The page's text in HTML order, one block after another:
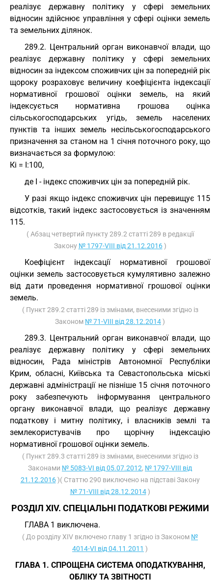
реалізує державну політику у сфері земельних
відносин здійснює управління у сфері оцінки земель
та земельних ділянок.
289.2. Центральний орган виконавчої влади, що
реалізує державну політику у сфері земельних
відносин за індексом споживчих цін за попередній рік
щороку розраховує величину коефіцієнта індексації
нормативної грошової оцінки земель, на який
індексується нормативна грошова оцінка
сільськогосподарських угідь, земель населених
пунктів та інших земель несільськогосподарського
призначення за станом на 1 січня поточного року, що
визначається за формулою:
Кi = І:100,
де І - індекс споживчих цін за попередній рік.
У разі якщо індекс споживчих цін перевищує 115
відсотків, такий індекс застосовується із значенням
115.
( Абзац четвертий пункту 289.2 статті 289 в редакції
Закону № 1797-VIII від 21.12.2016)
Коефіцієнт індексації нормативної грошової
оцінки земель застосовується кумулятивно залежно
від дати проведення нормативної грошової оцінки
земель.
( Пункт 289.2 статті 289 із змінами, внесеними згідно із
Законом № 71-VIII від 28.12.2014)
289.3. Центральний орган виконавчої влади, що
реалізує державну політику у сфері земельних
відносин, Рада міністрів Автономної Республіки
Крим, обласні, Київська та Севастопольська міські
державні адміністрації не пізніше 15 січня поточного
року забезпечують інформування центрального
органу виконавчої влади, що реалізує державну
податкову і митну політику, і власників землі та
землекористувачів про щорічну індексацію
нормативної грошової оцінки земель.
( Пункт 289.3 статті 289 із змінами, внесеними згідно із
Законами № 5083-VI від 05.07.2012, № 1797-VIII від
21.12.2016)( Статтю 290 виключено на підставі Закону
№ 71-VIII від 28.12.2014)
РОЗДІЛ XIV. СПЕЦІАЛЬНІ ПОДАТКОВІ РЕЖИМИ
ГЛAВА 1 виключена.
( До розділу XIV включено главу 1 згідно із Законом №
4014-VI від 04.11.2011 )
ГЛАВА 1. СПРОЩЕНА СИСТЕМА ОПОДАТКУВАННЯ,
ОБЛІКУ ТА ЗВІТНОСТІ